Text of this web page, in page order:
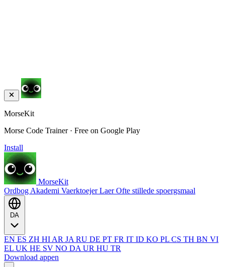
MorseKit
Morse Code Trainer · Free on Google Play
Install
MorseKit
Ordbog Akademi VaerktoejerLaerOfte stillede spoergsmaal
EN ES ZH HI AR JA RU DE PT FR IT ID KO PL CS TH BN VI
EL UK HE SV NO DA UR HU TR
Download appen